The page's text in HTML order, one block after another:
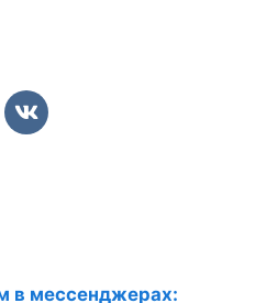
в мессенджерах: